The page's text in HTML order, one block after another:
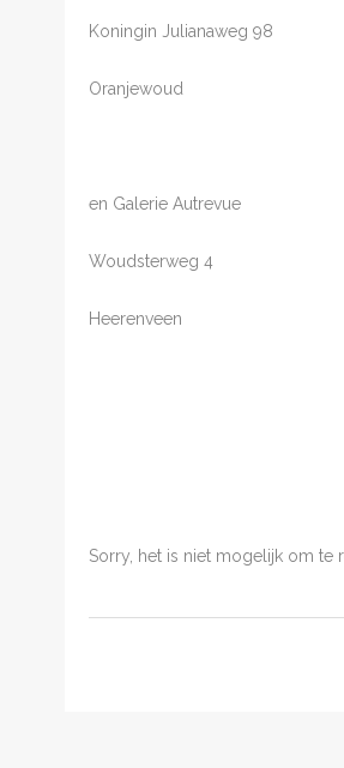
Koningin Julianaweg 98
Oranjewoud
en Galerie Autrevue
Woudsterweg 4
Heerenveen
Sorry, het is niet mogelijk om te